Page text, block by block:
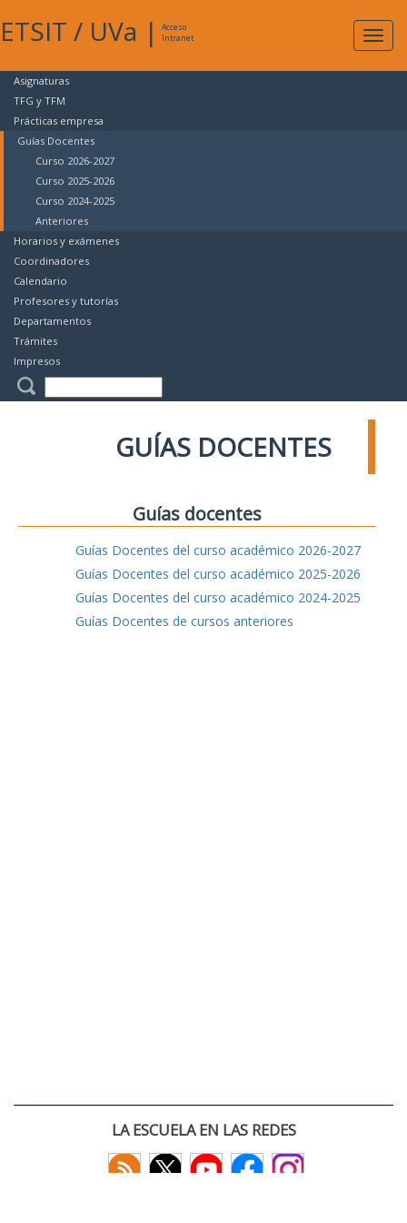
ETSIT / UVa |
Acceso
Intranet
Asignaturas
TFG y TFM
Prácticas empresa
Guías Docentes
Curso 2026-2027
Curso 2025-2026
Curso 2024-2025
Anteriores
Horarios y exámenes
Coordinadores
Calendario
Profesores y tutorías
Departamentos
Trámites
Impresos
GUÍAS DOCENTES
Guías docentes
Guías Docentes del curso académico 2026-2027
Guías Docentes del curso académico 2025-2026
Guías Docentes del curso académico 2024-2025
Guías Docentes de cursos anteriores
LA ESCUELA EN LAS REDES